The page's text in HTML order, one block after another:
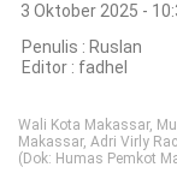
3 Oktober 2025 -
Penulis : Ruslan
Editor : fadhel
Wali Kota Makassar,
Makassar, Adri Virly
(Dok: Humas Pemkot